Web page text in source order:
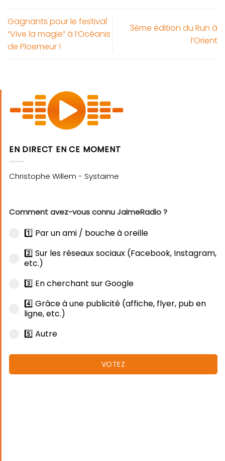
Gagnants pour le festival
“Vive la magie” à l’Océanis
de Ploemeur !
3ème édition du Run à
l’Orient
EN DIRECT EN CE MOMENT
Comment avez-vous connu JaimeRadio ?
1️⃣ Par un ami / bouche à oreille
2️⃣ Sur les réseaux sociaux (Facebook, Instagram,
etc.)
3️⃣ En cherchant sur Google
4️⃣ Grâce à une publicité (affiche, flyer, pub en
ligne, etc.)
5️⃣ Autre
VOTEZ